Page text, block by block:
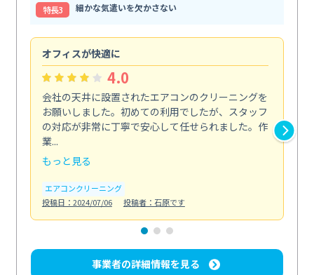
特⻑3
細かな気遣いを欠かさない
オフィスが快適に
4.0
会社の天井に設置されたエアコンのクリーニングを
お願いしました。初めての利用でしたが、スタッフ
の対応が非常に丁寧で安心して任せられました。作
業...
もっと見る
エアコンクリーニング
投稿日：2024/07/06
投稿者：石原です
事業者の詳細情報を見る